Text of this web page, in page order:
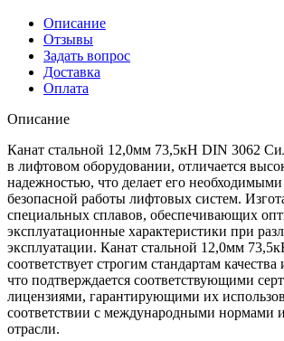
Описание
Отзывы
Задать вопрос
Доставка
Оплата
Описание
Канат стальной 12,0мм 73,5кН DIN 3062
в лифтовом оборудовании, отличается
надежностью, что делает его
безопасной работы лифтовых систем.
специальных сплавов, обеспечивающих
эксплуатационные характеристики при
эксплуатации. Канат стальной 12,0мм
соответствует строгим стандартам качества
что подтверждается соответствующими
лицензиями, гарантирующими их
соответствии с международными нормами
отрасли.